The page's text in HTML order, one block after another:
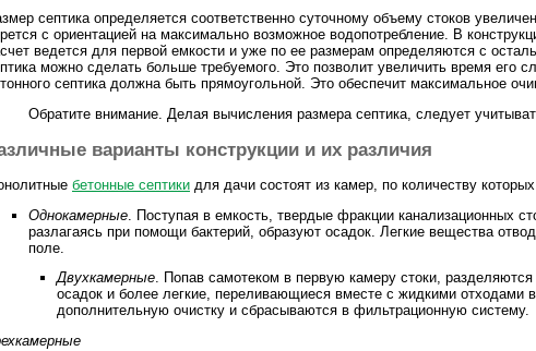
септика определяется соответственно суточному объему стоков
с ориентацией на максимально возможное водопотребление. В
ведется для первой емкости и уже по ее размерам определяются с
можно сделать больше требуемого. Это позволит увеличить время его
септика должна быть прямоугольной. Это обеспечит максимальное
Обратите внимание. Делая вычисления размера септика, следует
варианты конструкции и их различия
бетонные септики для дачи состоят из камер, по количеству
Однокамерные . Поступая в емкость, твердые фракции канализационных
разлагаясь при помощи бактерий, образуют осадок. Легкие вещества
поле.
Двухкамерные. Попав самотеком в первую камеру стоки,
осадок и более легкие, переливающиеся вместе с жидкими
дополнительную очистку и сбрасываются в фильтрационную систему.